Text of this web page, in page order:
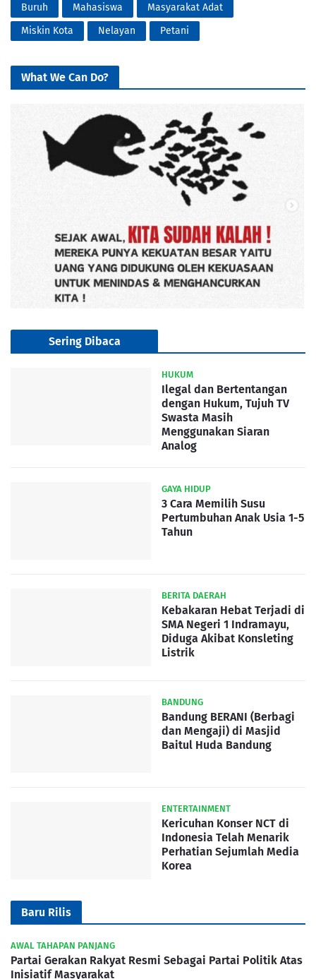
Buruh Mahasiswa
Masyarakat Adat
Miskin Kota
Nelayan Petani
What We Can Do?
Sering Dibaca
HUKUM
Ilegal dan Bertentangan
dengan Hukum, Tujuh TV
Swasta Masih
Menggunakan Siaran
Analog
GAYA HIDUP
3 Cara Memilih Susu
Pertumbuhan Anak Usia 1-5
Tahun
BERITA DAERAH
Kebakaran Hebat Terjadi di
SMA Negeri 1 Indramayu,
Diduga Akibat Konsleting
Listrik
BANDUNG
Bandung BERANI (Berbagi
dan Mengaji) di Masjid
Baitul Huda Bandung
ENTERTAINMENT
Kericuhan Konser NCT di
Indonesia Telah Menarik
Perhatian Sejumlah Media
Korea
Baru Rilis
AWAL TAHAPAN PANJANG
Partai Gerakan Rakyat Resmi Sebagai Partai Politik Atas
Inisiatif Masyarakat